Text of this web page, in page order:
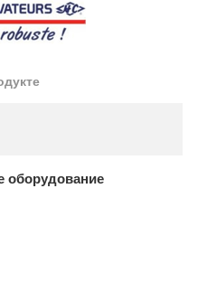
оборудование